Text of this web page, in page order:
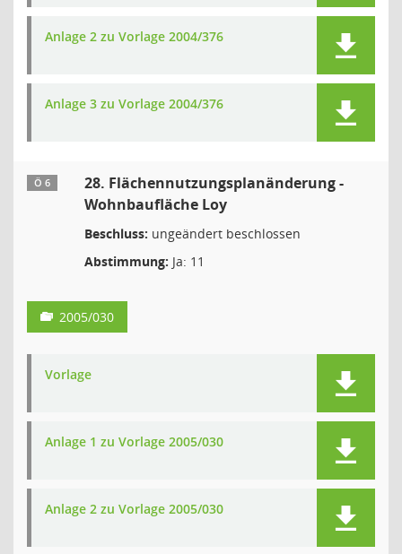
Anlage 2 zu Vorlage 2004/376
Anlage 3 zu Vorlage 2004/376
Ö 6
28. Flächennutzungsplanänderung -
Wohnbaufläche Loy
Beschluss: ungeändert beschlossen
Abstimmung: Ja: 11
2005/030
Vorlage
Anlage 1 zu Vorlage 2005/030
Anlage 2 zu Vorlage 2005/030